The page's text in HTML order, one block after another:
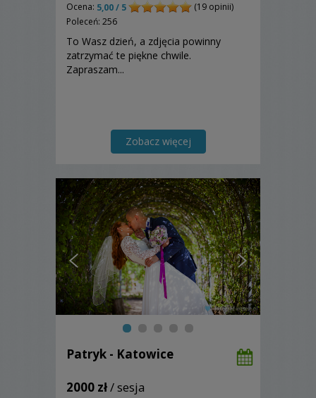
Ocena: 5,00 / 5
(19 opinii)
Poleceń: 256
To Wasz dzień, a zdjęcia powinny
zatrzymać te piękne chwile.
Zapraszam...
Zobacz więcej
Patryk - Katowice
2000 zł/ sesja